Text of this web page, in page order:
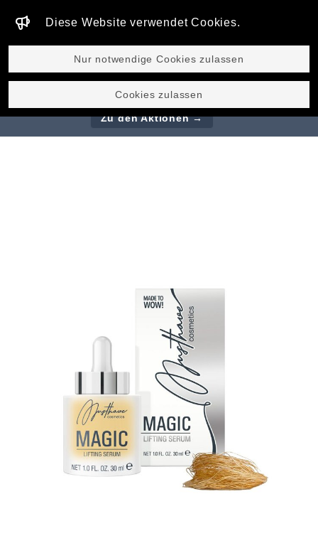
Diese Website verwendet Cookies.
Nur notwendige Cookies zulassen
Cookies zulassen
GLOBAL
Outside meets inside - Magic Body Probiotic
Balm Nur 54,90 € Omega³Star Nur 69,90 € !
Zu den Aktionen →